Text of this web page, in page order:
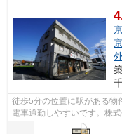
徒歩5分の位置に駅がある物
電車通勤しやすいです。株
リアの賃貸情報がございます